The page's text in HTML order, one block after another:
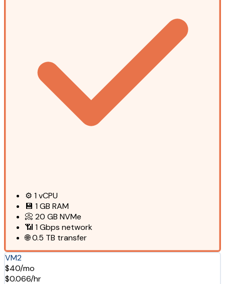
⚙️ 1vCPU
💾 1 GB RAM
📀 20 GB NVMe
📶 1 Gbps network
🌐0.5 TB transfer
VM2
$40/mo
$0.066/hr